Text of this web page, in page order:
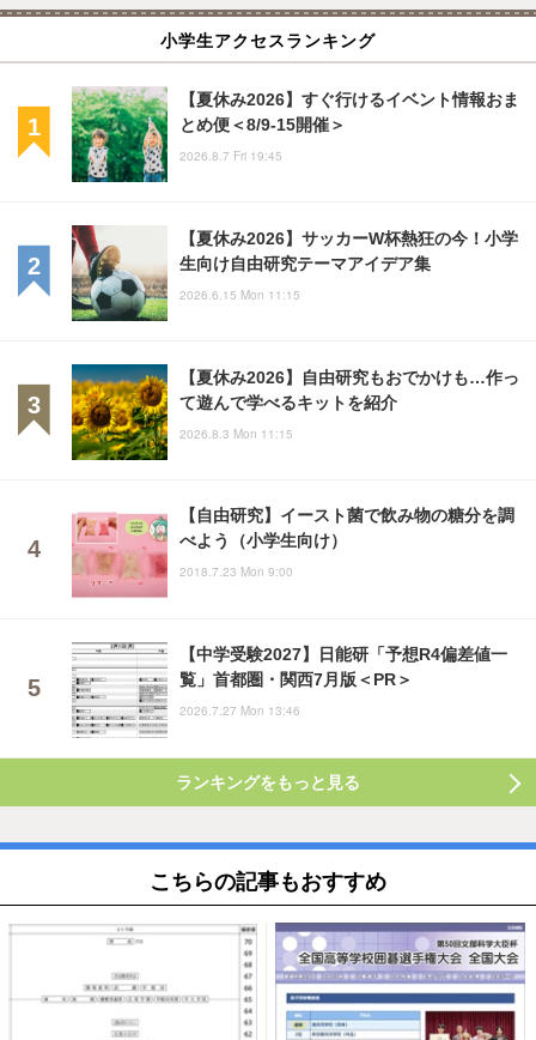
小学生アクセスランキング
【夏休み2026】すぐ行けるイベント情報おま
とめ便＜8/9-15開催＞
2026.8.7 Fri 19:45
【夏休み2026】サッカーW杯熱狂の今！小学
生向け自由研究テーマアイデア集
2026.6.15 Mon 11:15
【夏休み2026】自由研究もおでかけも…作っ
て遊んで学べるキットを紹介
2026.8.3 Mon 11:15
【自由研究】イースト菌で飲み物の糖分を調
べよう（小学生向け）
2018.7.23 Mon 9:00
【中学受験2027】日能研「予想R4偏差値一
覧」首都圏・関西7月版＜PR＞
2026.7.27 Mon 13:46
ランキングをもっと見る
こちらの記事もおすすめ